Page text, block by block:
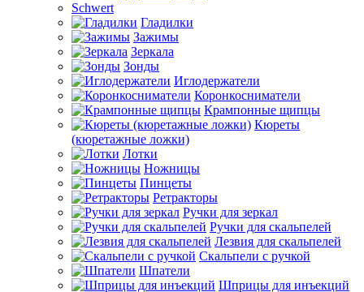
Schwert
Гладилки
Зажимы
Зеркала
Зонды
Иглодержатели
Коронкосниматели
Крампонные щипцы
Кюреты
(кюретажные ложки)
Лотки
Ножницы
Пинцеты
Ретракторы
Ручки для зеркал
Ручки для скальпелей
Лезвия для скальпелей
Скальпели с ручкой
Шпатели
Шприцы для инъекций